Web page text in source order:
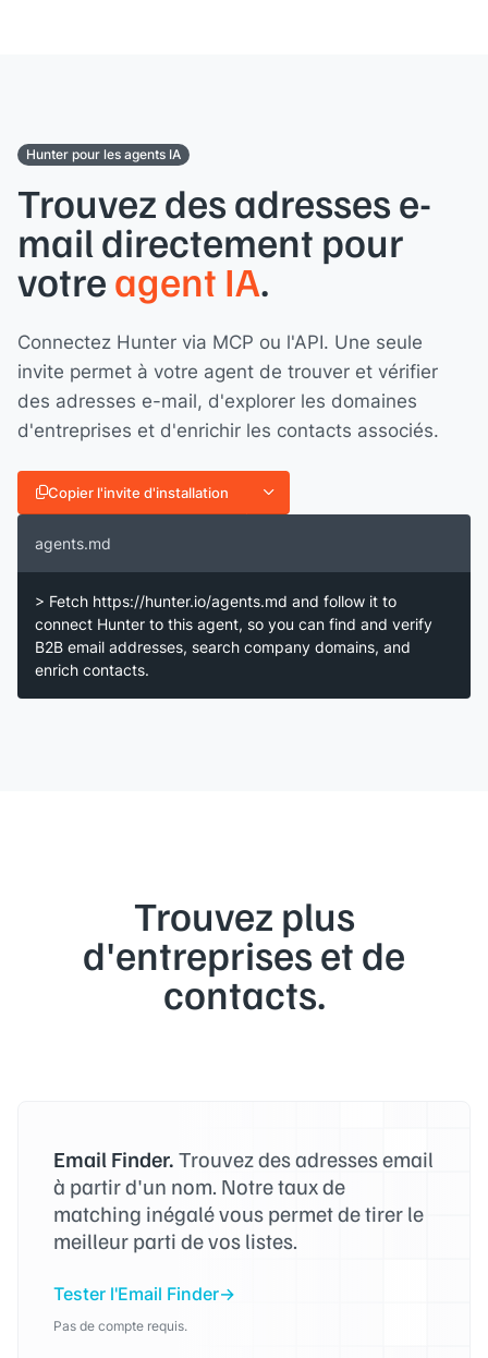
Hunter pour les agents IA
Trouvez des adresses e-
mail directement pour
votre agent IA.
Connectez Hunter via MCP ou l'API. Une seule
invite permet à votre agent de trouver et vérifier
des adresses e-mail, d'explorer les domaines
d'entreprises et d'enrichir les contacts associés.
Copier l'invite d'installation
agents.md
> Fetch https://hunter.io/agents.md and follow it to
connect Hunter to this agent, so you can find and verify
B2B email addresses, search company domains, and
enrich contacts.
Trouvez plus
d'entreprises et de
contacts.
Email Finder. Trouvez des adresses email
à partir d'un nom. Notre taux de
matching inégalé vous permet de tirer le
meilleur parti de vos listes.
Tester l'Email Finder
Pas de compte requis.